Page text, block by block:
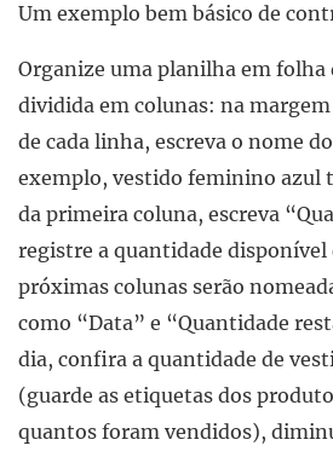
Um exemplo bem básico de
Organize uma planilha em folha
dividida em colunas: na
de cada linha, escreva o nome
exemplo, vestido feminino azul
da primeira coluna, escreva
registre a quantidade disponível
próximas colunas serão
como “Data” e “Quantidade
dia, confira a quantidade de
(guarde as etiquetas dos
quantos foram vendidos),